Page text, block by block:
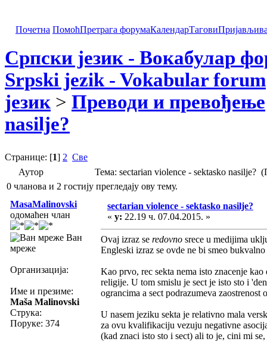
Почетна ПомоћПретрага форумаКалендарТагови
Српски језик - Вокабулар
Srpski jezik - Vokabular forum
језик > Преводи и превођење
nasilje?
Странице: [1] 2 Све
Аутор
Тема: sectarian violence - sektasko nasilje?
0 чланова и 2 гостију прегледају ову тему.
MasaMalinovski
одомаћен члан
Ван
мреже
Организација:
Име и презиме:
Maša Malinovski
Струка:
Поруке: 374
sectarian violence - sektasko nasilje?
« у: 22.19 ч. 07.04.2015. »
Ovaj izraz se redovno srece u medijima
Engleski izraz se ovde ne bi smeo
Kao prvo, rec sekta nema isto znacenje
religije. U tom smislu je sect je isto sto i
ograncima a sect podrazumeva zaostrenost
U nasem jeziku sekta je relativno mala
za ovu kvalifikaciju vezuju negativne
(kad znaci isto sto i sect) ali to je, cini mi